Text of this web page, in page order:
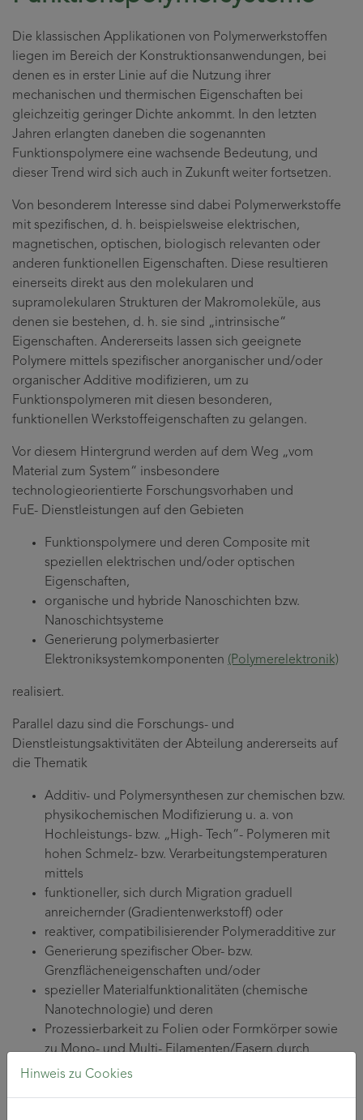
Die klassischen Applikationen von Polymerwerkstoffen
liegen im Bereich der Konstruktions­anwendungen, bei
denen es in erster Linie auf die Nutzung ihrer
mechanischen und thermischen Eigenschaften bei
gleichzeitig geringer Dichte ankommt. In den letzten
Jahren erlangten daneben die sogenannten
Funktionspolymere eine wachsende Bedeutung, und
dieser Trend wird sich auch in Zukunft weiter fortsetzen.
Von besonderem Interesse sind dabei Polymerwerkstoffe
mit spezifischen, d. h. beispielsweise elektrischen,
magnetischen, optischen, biologisch relevanten oder
anderen funktionellen Eigenschaften. Diese resultieren
einerseits direkt aus den molekularen und
supramolekularen Strukturen der Makromoleküle, aus
denen sie bestehen, d. h. sie sind „intrinsische“
Eigenschaften. Andererseits lassen sich geeignete
Polymere mittels spezifischer anorganischer und/oder
organischer Additive modifizieren, um zu
Funktionspolymeren mit diesen besonderen,
funktionellen Werkstoffeigenschaften zu gelangen.
Vor diesem Hintergrund werden auf dem Weg „vom
Material zum System“ insbesondere
technologieorientierte Forschungsvorhaben und
FuE- Dienstleistungen auf den Gebieten
Funktionspolymere und deren Composite mit
speziellen elektrischen und/oder optischen
Eigenschaften,
organische und hybride Nanoschichten bzw.
Nanoschichtsysteme
Generierung polymerbasierter
Elektroniksystemkomponenten (Polymerelektronik)
realisiert.
Parallel dazu sind die Forschungs- und
Dienstleistungsaktivitäten der Abteilung andererseits auf
die Thematik
Additiv- und Polymersynthesen zur chemischen bzw.
physikochemischen Modifizierung u. a. von
Hochleistungs- bzw. „High- Tech”- Polymeren mit
hohen Schmelz- bzw. Verarbeitungstemperaturen
mittels
funktioneller, sich durch Migration graduell
anreichernder (Gradientenwerkstoff) oder
reaktiver, compatibilisierender Polymeradditive zur
Generierung spezifischer Ober- bzw.
Grenzflächeneigenschaften und/oder
spezieller Materialfunktionalitäten (chemische
Nanotechnologie) und deren
Prozessierbarkeit zu Folien oder Formkörper sowie
zu Mono- und Multi- Filamenten/Fasern durch
Nutzung von
Hinweis zu Cookies